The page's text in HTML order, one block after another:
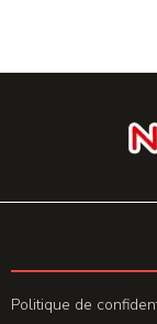
Politique de